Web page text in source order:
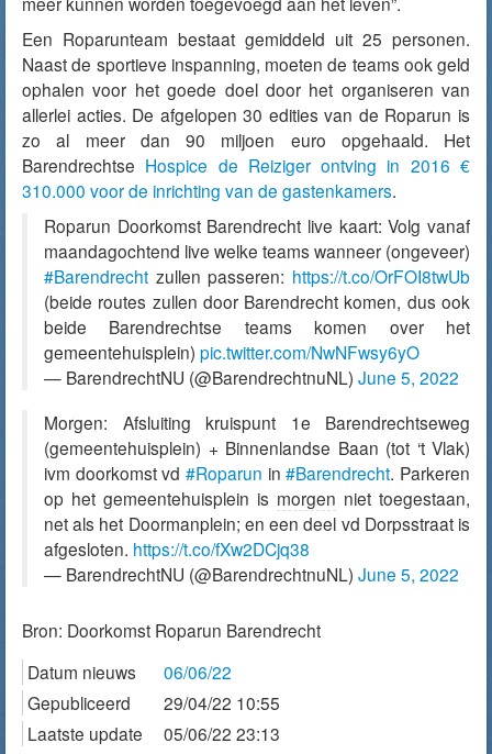
Een Roparunteam bestaat gemiddeld uit 25 personen.
Naast de sportieve inspanning, moeten de teams ook geld
ophalen voor het goede doel door het organiseren van
allerlei acties. De afgelopen 30 edities van de Roparun is
zo al meer dan 90 miljoen euro opgehaald. Het
Barendrechtse Hospice de Reiziger ontving in 2016 €
310.000 voor de inrichting van de gastenkamers.
Roparun Doorkomst Barendrecht live kaart: Volg vanaf
maandagochtend live welke teams wanneer (ongeveer)
#Barendrecht zullen passeren: https://t.co/OrFOI8twUb
(beide routes zullen door Barendrecht komen, dus ook
beide Barendrechtse teams komen over het
gemeentehuisplein) pic.twitter.com/NwNFwsy6yO
— BarendrechtNU (@BarendrechtnuNL) June 5, 2022
Morgen: Afsluiting kruispunt 1e Barendrechtseweg
(gemeentehuisplein) + Binnenlandse Baan (tot ‘t Vlak)
ivm doorkomst vd #Roparun in#Barendrecht. Parkeren
op het gemeentehuisplein is morgen niet toegestaan,
net als het Doormanplein; en een deel vd Dorpsstraat is
afgesloten. https://t.co/fXw2DCjq38
— BarendrechtNU (@BarendrechtnuNL) June 5, 2022
Bron: Doorkomst Roparun Barendrecht
Datum nieuws
06/06/22
Gepubliceerd
29/04/22 10:55
Laatste update
05/06/22 23:13